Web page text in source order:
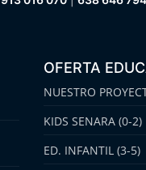
OFERTA
NUESTRO
KIDS SENARA (0-2)
ED. INFANTIL (3-5)